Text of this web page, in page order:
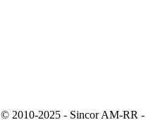
© 2010-2025 - Sincor AM-RR -